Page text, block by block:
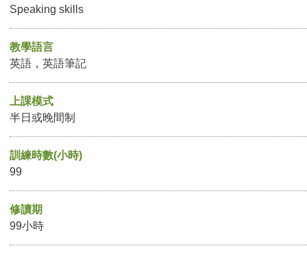
Speaking skills
教學語言
英語，英語筆記
上課模式
半日或晚間制
訓練時數(小時)
99
修讀期
99小時